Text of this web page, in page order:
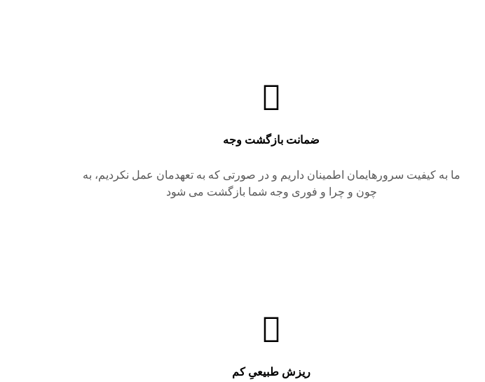
ضمانت بازگشت وجه
ما به کیفیت سرورهایمان اطمینان داریم و در صورتی که به تعهدمان عمل نکردیم، به
چون و چرا و فوری وجه شما بازگشت می شود
ریزش طبیعیِ کم